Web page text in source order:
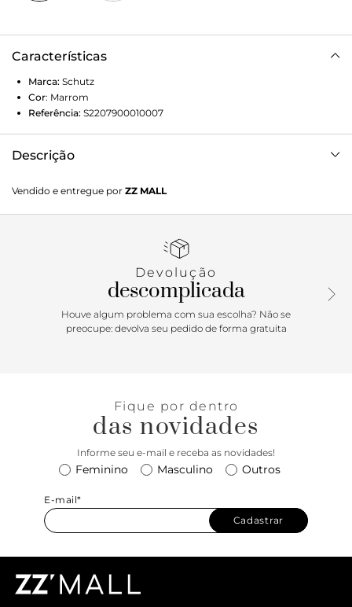
Características
Marca: Schutz
Cor: Marrom
Referência: S2207900010007
Descrição
em couro é a definição de sofisticação. O bico fino traz um
toque de classe, enquanto o fechamento em zíper na parte
bloco alto confere aquele poder que eleva qualquer look.
arrasar com um visual imbatível e cheio de atitude.
Vendido e entregue por ZZ MALL
Devolução
descomplicada
Houve algum problema com sua escolha? Não se
preocupe: devolva seu pedido de forma gratuita
Fique por dentro
das novidades
Informe seu e-mail e receba as novidades!
Feminino Masculino Outros
E-mail*
Cadastrar